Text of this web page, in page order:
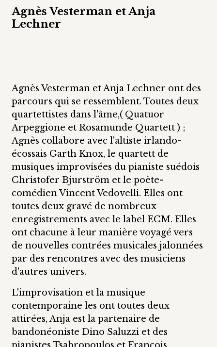
Agnès Vesterman et Anja
Lechner
Agnès Vesterman et Anja Lechner ont des
parcours qui se ressemblent. Toutes deux
quartettistes dans l'âme,( Quatuor
Arpeggione et Rosamunde Quartett ) ;
Agnès collabore avec l'altiste irlando-
écossais Garth Knox, le quartett de
musiques improvisées du pianiste suédois
Christofer Bjurström et le poète-
comédien Vincent Vedovelli. Elles ont
toutes deux gravé de nombreux
enregistrements avec le label ECM. Elles
ont chacune à leur manière voyagé vers
de nouvelles contrées musicales jalonnées
par des rencontres avec des musiciens
d'autres univers.
L'improvisation et la musique
contemporaine les ont toutes deux
attirées, Anja est la partenaire de
bandonéoniste Dino Saluzzi et des